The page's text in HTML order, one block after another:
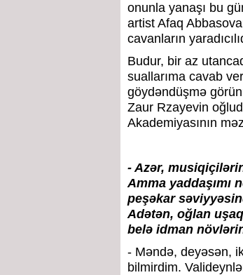
onunla yanaşı bu
artist Afaq
cavanların
Budur, bir az
suallarıma cavab
göydəndüşmə
Zaur Rzayevin
Akademiyasının
- Azər,
Amma yaddaşımı
peşəkar
Adətən, oğlan
belə idman
- Məndə, deyəsən,
bilmirdim.